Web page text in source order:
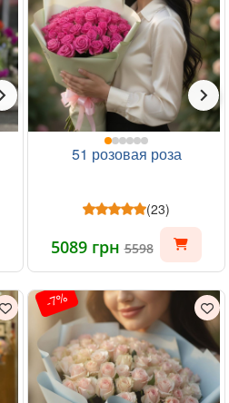
51 розовая роза
(23)
5089 грн5598
-7%